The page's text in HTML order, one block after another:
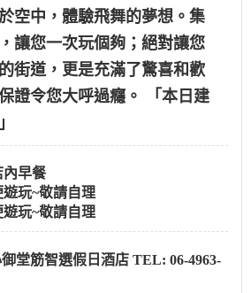
空中，體驗飛舞的夢想。集
讓您一次玩個夠；絕對讓您
街道，更是充滿了驚喜和歡
證令您大呼過癮。 「本日建
內早餐
遊玩~敬請自理
遊玩~敬請自理
堂筋智選假日酒店 TEL: 06-4963-